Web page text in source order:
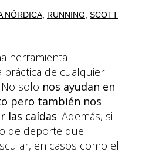
NÓRDICA RUNNING SCOTT
herramienta
práctica de cualquier
solo nos ayudan en
pero también nos
las caídas. Además, si
de deporte que
en casos como el